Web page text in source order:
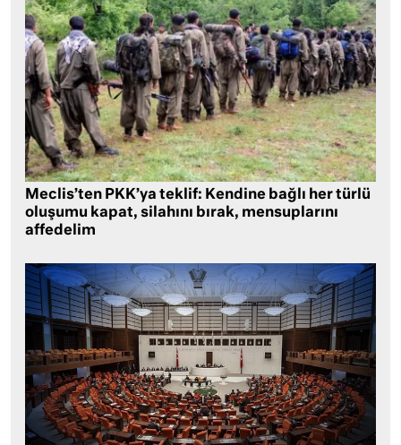
Meclis’ten PKK’ya teklif: Kendine bağlı her türlü
oluşumu kapat, silahını bırak, mensuplarını
affedelim